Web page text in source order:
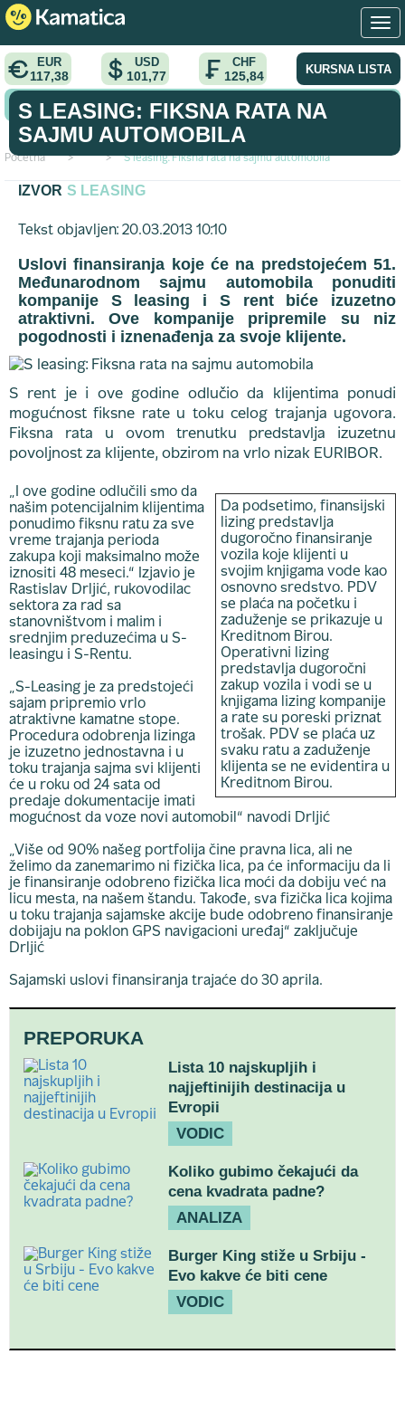
EUR
117,38
USD
101,77
CHF
125,84 KURSNA LISTA
KONVERTOR VALUTA
Početna > > S leasing: Fiksna rata na sajmu automobila
S LEASING: FIKSNA RATA NA
SAJMU AUTOMOBILA
IZVOR S LEASING
Tekst objavljen: 20.03.2013 10:10
Uslovi finansiranja koje će na predstojećem 51.
Međunarodnom sajmu automobila ponuditi
kompanije S leasing i S rent biće izuzetno
atraktivni. Ove kompanije pripremile su niz
pogodnosti i iznenađenja za svoje klijente.
S rent je i ove godine odlučio da klijentima ponudi
mogućnost fiksne rate u toku celog trajanja ugovora.
Fiksna rata u ovom trenutku predstavlja izuzetnu
povoljnost za klijente, obzirom na vrlo nizak EURIBOR.
Da podsetimo, finansijski
lizing predstavlja
dugoročno finansiranje
vozila koje klijenti u
svojim knjigama vode kao
osnovno sredstvo. PDV
se plaća na početku i
zaduženje se prikazuje u
Kreditnom Birou.
Operativni lizing
predstavlja dugoročni
zakup vozila i vodi se u
knjigama lizing kompanije
a rate su poreski priznat
trošak. PDV se plaća uz
svaku ratu a zaduženje
klijenta se ne evidentira u
Kreditnom Birou.
„I ove godine odlučili smo da
našim potencijalnim klijentima
ponudimo fiksnu ratu za sve
vreme trajanja perioda
zakupa koji maksimalno može
iznositi 48 meseci.“ Izjavio je
Rastislav Drljić, rukovodilac
sektora za rad sa
stanovništvom i malim i
srednjim preduzećima u S-
leasingu i S-Rentu.
„S-Leasing je za predstojeći
sajam pripremio vrlo
atraktivne kamatne stope.
Procedura odobrenja lizinga
je izuzetno jednostavna i u
toku trajanja sajma svi klijenti
će u roku od 24 sata od
predaje dokumentacije imati
mogućnost da voze novi automobil“ navodi Drljić
„Više od 90% našeg portfolija čine pravna lica, ali ne
želimo da zanemarimo ni fizička lica, pa će informaciju da li
je finansiranje odobreno fizička lica moći da dobiju već na
licu mesta, na našem štandu. Takođe, sva fizička lica kojima
u toku trajanja sajamske akcije bude odobreno finansiranje
dobijaju na poklon GPS navigacioni uređaj“ zaključuje
Drljić
Sajamski uslovi finansiranja trajaće do 30 aprila.
PREPORUKA
Lista 10 najskupljih i
najjeftinijih destinacija u
Evropii
VODIC
Koliko gubimo čekajući da
cena kvadrata padne?
ANALIZA
Burger King stiže u Srbiju -
Evo kakve će biti cene
VODIC